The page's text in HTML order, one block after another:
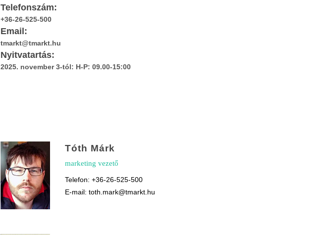
Telefonszám:
+36-26-525-500
Email:
tmarkt@tmarkt.hu
Nyitvatartás:
2025. november 3-tól: H-P: 09.00-15:00
Tóth Márk
marketing vezető
Telefon: +36-26-525-500
E-mail: toth.mark@tmarkt.hu